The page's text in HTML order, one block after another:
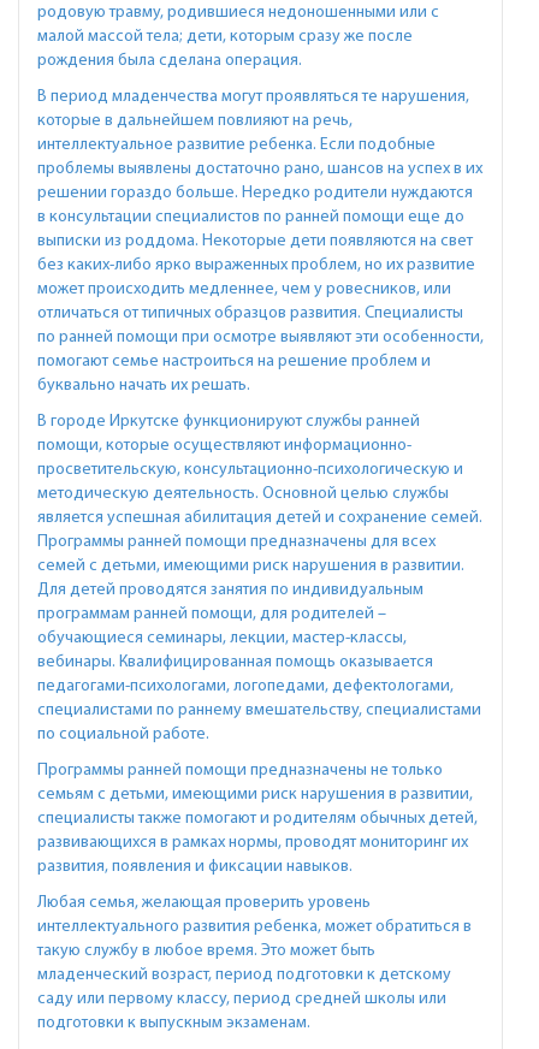
родовую травму, родившиеся недоношенными или с
малой массой тела; дети, которым сразу же после
рождения была сделана операция.
В период младенчества могут проявляться те нарушения,
которые в дальнейшем повлияют на речь,
интеллектуальное развитие ребенка. Если подобные
проблемы выявлены достаточно рано, шансов на успех в их
решении гораздо больше. Нередко родители нуждаются
в консультации специалистов по ранней помощи еще до
выписки из роддома. Некоторые дети появляются на свет
без каких-либо ярко выраженных проблем, но их развитие
может происходить медленнее, чем у ровесников, или
отличаться от типичных образцов развития. Специалисты
по ранней помощи при осмотре выявляют эти особенности,
помогают семье настроиться на решение проблем и
буквально начать их решать.
В городе Иркутске функционируют службы ранней
помощи, которые осуществляют информационно-
просветительскую, консультационно-психологическую и
методическую деятельность. Основной целью службы
является успешная абилитация детей и сохранение семей.
Программы ранней помощи предназначены для всех
семей с детьми, имеющими риск нарушения в развитии.
Для детей проводятся занятия по индивидуальным
программам ранней помощи, для родителей –
обучающиеся семинары, лекции, мастер-классы,
вебинары. Квалифицированная помощь оказывается
педагогами-психологами, логопедами, дефектологами,
специалистами по раннему вмешательству, специалистами
по социальной работе.
Программы ранней помощи предназначены не только
семьям с детьми, имеющими риск нарушения в развитии,
специалисты также помогают и родителям обычных детей,
развивающихся в рамках нормы, проводят мониторинг их
развития, появления и фиксации навыков.
Любая семья, желающая проверить уровень
интеллектуального развития ребенка, может обратиться в
такую службу в любое время. Это может быть
младенческий возраст, период подготовки к детскому
саду или первому классу, период средней школы или
подготовки к выпускным экзаменам.